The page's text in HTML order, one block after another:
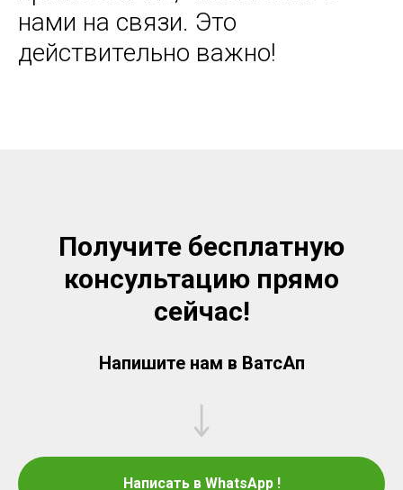
нами на связи. Это
действительно важно!
Получите бесплатную
консультацию прямо
сейчас!
Напишите нам в ВатсАп
Написать в WhatsApp !